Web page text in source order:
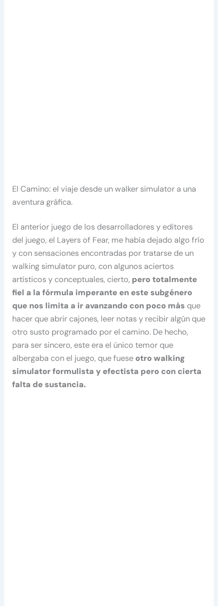
El Camino: el viaje desde un walker simulator a una
aventura gráfica.
El anterior juego de los desarrolladores y editores
del juego, el Layers of Fear, me había dejado algo frío
y con sensaciones encontradas por tratarse de un
walking simulator puro, con algunos aciertos
artísticos y conceptuales, cierto, pero totalmente
fiel a la fórmula imperante en este subgénero
que nos limita a ir avanzando con poco más que
hacer que abrir cajones, leer notas y recibir algún que
otro susto programado por el camino. De hecho,
para ser sincero, este era el único temor que
albergaba con el juego, que fuese otro walking
simulator formulista y efectista pero con cierta
falta de sustancia.